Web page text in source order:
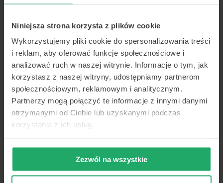
Niniejsza strona korzysta z plików cookie
Wykorzystujemy pliki cookie do spersonalizowania treści
i reklam, aby oferować funkcje społecznościowe i
analizować ruch w naszej witrynie. Informacje o tym, jak
korzystasz z naszej witryny, udostępniamy partnerom
społecznościowym, reklamowym i analitycznym.
Partnerzy mogą połączyć te informacje z innymi danymi
otrzymanymi od Ciebie lub uzyskanymi podczas
korzystania z ich usług.
Zezwól na wszystkie
Rozciąganie poprawia elastyczność i zmniejsza
Polecane ćwiczenia
pozycja dziecka,
rozciąganie mięśni pośladkowych,
rozciąganie mięśni kulszowo-goleniowych,
delikatne skręty w leżeniu.
Każdą pozycję utrzymuj przez 20–30 sekund.